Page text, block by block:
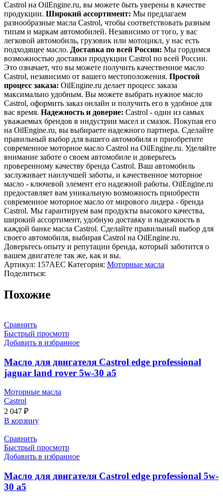
Castrol на OilEngine.ru, вы можете быть уверены в качестве
продукции. Широкий ассортимент: Мы предлагаем
разнообразные масла Castrol, чтобы соответствовать разным
типам и маркам автомобилей. Независимо от того, у вас
легковой автомобиль, грузовик или мотоцикл, у нас есть
подходящее масло. Доставка по всей России: Мы гордимся
возможностью доставки продукции Castrol по всей России.
Это означает, что вы можете получить качественное масло
Castrol, независимо от вашего местоположения. Простой
процесс заказа: OilEngine.ru делает процесс заказа
максимально удобным. Вы можете выбрать нужное масло
Castrol, оформить заказ онлайн и получить его в удобное для
вас время. Надежность и доверие: Castrol - один из самых
уважаемых брендов в индустрии масел и смазок. Покупая его
на OilEngine.ru, вы выбираете надежного партнера. Сделайте
правильный выбор для вашего автомобиля и приобретите
современное моторное масло Castrol на OilEngine.ru. Уделяйте
внимание заботе о своем автомобиле и доверьтесь
проверенному качеству бренда Castrol. Ваш автомобиль
заслуживает наилучшей заботы, и качественное моторное
масло - ключевой элемент его надежной работы. OilEngine.ru
предоставляет вам уникальную возможность приобрести
современное моторное масло от мирового лидера - бренда
Castrol. Мы гарантируем вам продукты высокого качества,
широкий ассортимент, удобную доставку и надежность в
каждой банке масла Castrol. Сделайте правильный выбор для
своего автомобиля, выбирая Castrol на OilEngine.ru.
Доверьтесь опыту и репутации бренда, который заботится о
вашем двигателе так же, как и вы.
Артикул: 157AEC Категория: Моторные масла
Поделиться:
Похожие
Сравнить
Быстрый просмотр
Добавить в избранное
Масло для двигателя Castrol edge professional
jaguar land rover 5w-30 a5
Моторные масла
Castrol
2 047 ₽
В корзину
Сравнить
Быстрый просмотр
Добавить в избранное
Масло для двигателя Castrol edge professional 5w-
30 a5